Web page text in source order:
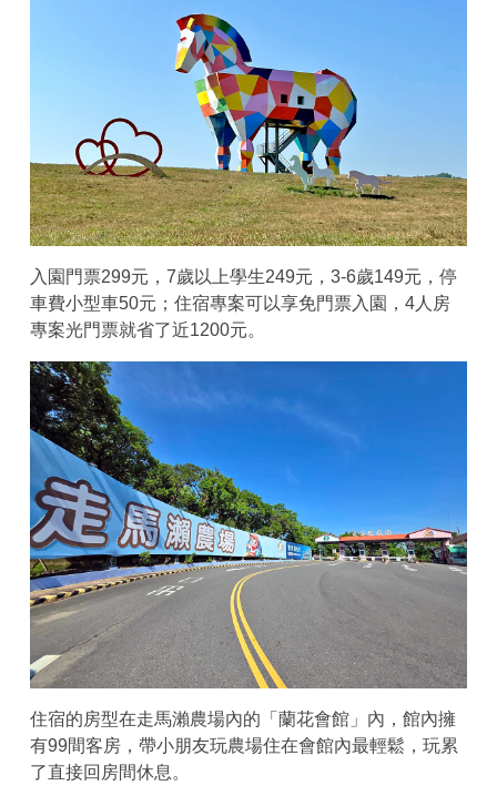
入園門票299元，7歲以上學生249元，3-6歲149元，停
車費小型車50元；住宿專案可以享免門票入園，4人房
專案光門票就省了近1200元。
住宿的房型在走馬瀨農場內的「蘭花會館」內，館內擁
有99間客房，帶小朋友玩農場住在會館內最輕鬆，玩累
了直接回房間休息。